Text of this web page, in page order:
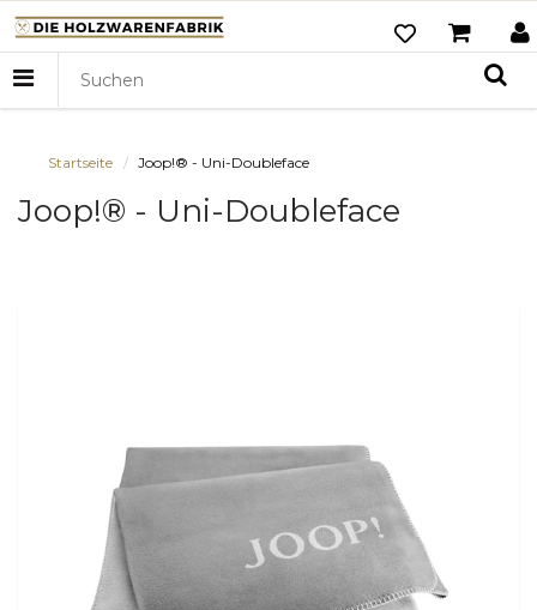
Startseite Joop!® - Uni-Doubleface
Joop!® - Uni-Doubleface